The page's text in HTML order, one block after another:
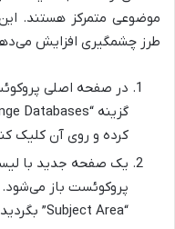
موضوعی متمرکز هستند.
طرز چشمگیری افزایش
کرده و روی آن کلیک
یک صفحه جدید با
پروکوئست باز
“Subject Area” بگردید.